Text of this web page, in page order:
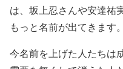
は、坂上忍さんや安達祐
もっと名前が出てきます。
今名前を上げた人たちは